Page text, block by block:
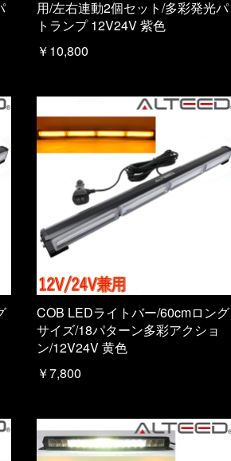
用/左右連動2個セット/多彩発光パ
トランプ 12V24V 紫色
￥10,800
COB LEDライトバー/60cmロング
サイズ/18パターン多彩アクショ
ン/12V24V 黄色
￥7,800